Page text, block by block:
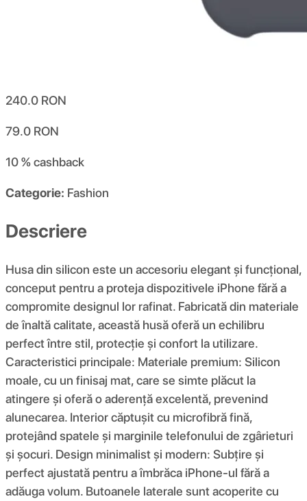
240.0 RON
79.0 RON
10 %cashback
Categorie: Fashion
Descriere
Husa din silicon este un accesoriu elegant și funcțional,
conceput pentru a proteja dispozitivele iPhone fără a
compromite designul lor rafinat. Fabricată din materiale
de înaltă calitate, această husă oferă un echilibru
perfect între stil, protecție și confort la utilizare.
Caracteristici principale: Materiale premium: Silicon
moale, cu un finisaj mat, care se simte plăcut la
atingere și oferă o aderență excelentă, prevenind
alunecarea. Interior căptușit cu microfibră fină,
protejând spatele și marginile telefonului de zgârieturi
și șocuri. Design minimalist și modern: Subțire și
perfect ajustată pentru a îmbrăca iPhone-ul fără a
adăuga volum. Butoanele laterale sunt acoperite cu